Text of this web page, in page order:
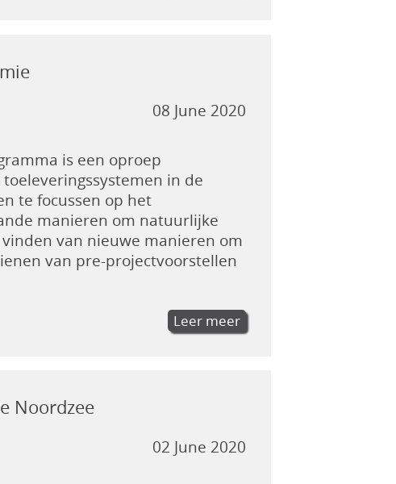
08 June 2020
is een oproep
in de
te focussen op het
manieren om natuurlijke
van nieuwe manieren om
van pre-projectvoorstellen
Leer meer
Noordzee
02 June 2020